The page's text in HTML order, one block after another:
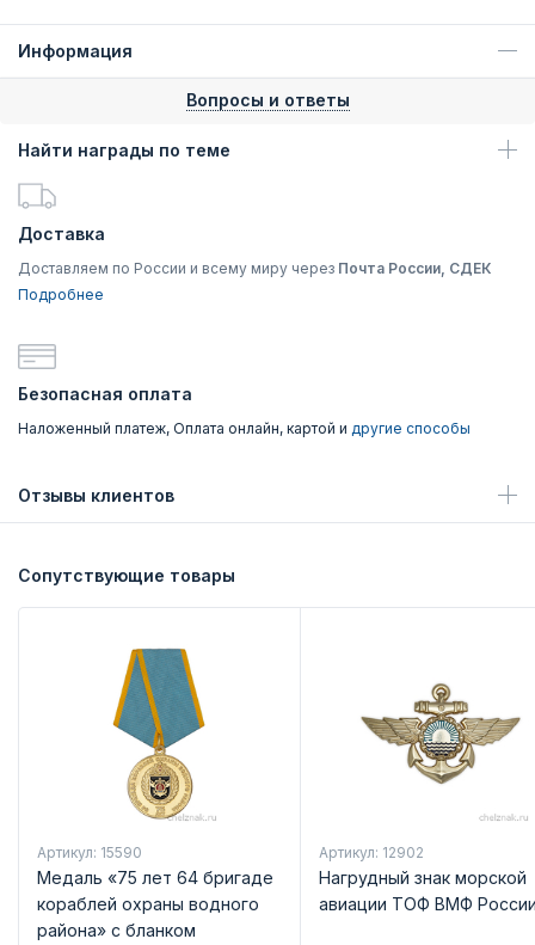
Информация
Вопросы и ответы
Найти награды по теме
Доставка
Доставляем по России и всему миру через Почта России, СДЕК
Подробнее
Безопасная оплата
Наложенный платеж, Оплата онлайн, картой и другие способы
Отзывы клиентов
Сопутствующие товары
Артикул: 15590
Медаль «75 лет 64 бригаде
кораблей охраны водного
района» с бланком
Артикул: 12902
Нагрудный знак морской
авиации ТОФ ВМФ